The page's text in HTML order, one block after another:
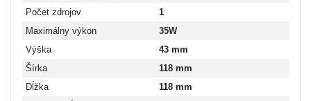
Počet zdrojov
1
Maximálny výkon
35W
Výška
43 mm
Šírka
118 mm
Dĺžka
118 mm